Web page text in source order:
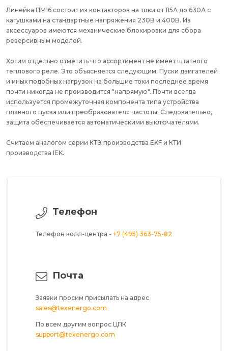
Линейка ПМ16 состоит из контакторов на токи от 115А до 630А с
катушками на стандартные напряжения 230В и 400В. Из
аксессуаров имеются механические блокировки для сбора
реверсивным моделей.
Хотим отдельно отметить что ассортимент не имеет штатного
теплового реле. Это объясняется следующим. Пуски двигателей
и иных подобных нагрузок на большие токи последнее время
почти никогда не производится "напрямую". Почти всегда
используется промежуточная компонента типа устройства
плавного пуска или преобразователя частоты. Следовательно,
защита обеспечивается автоматическими выключателями.
Считаем аналогом серии КТЭ производства EKF и КТИ
производства IEK.
Телефон
Телефон колл-центра - +7 (495) 363-75-82
Почта
Заявки просим присылать на адрес
sales@texenergo.com
По всем другим вопрос ЦПК
support@texenergo.com